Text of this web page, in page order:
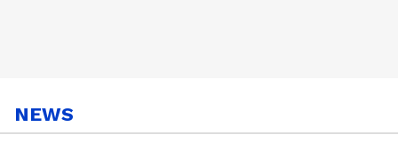
NEWS